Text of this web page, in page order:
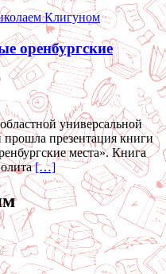
оренбургские
универсальной
презентация книги
места». Книга
[…]